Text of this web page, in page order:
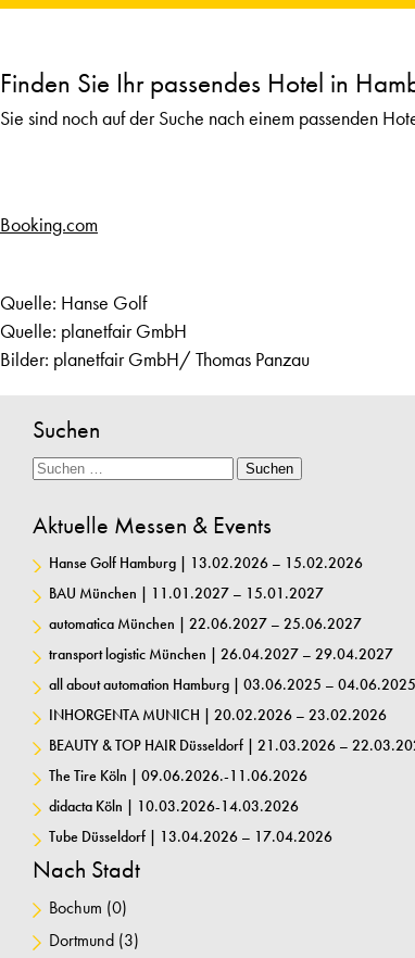
Finden Sie Ihr passendes Hotel in
Sie sind noch auf der Suche nach einem passenden
Booking.com
Quelle: Hanse Golf
Quelle: planetfair GmbH
Bilder: planetfair GmbH/ Thomas Panzau
Suchen
Suche Suchen
Aktuelle Messen & Events
Hanse Golf Hamburg | 13.02.2026 – 15.02.2026
BAU München | 11.01.2027 – 15.01.2027
automatica München | 22.06.2027 – 25.06.2027
transport logistic München | 26.04.2027 – 29.04.2027
all about automation Hamburg | 03.06.2025 – 04.06.2025
INHORGENTA MUNICH | 20.02.2026 – 23.02.2026
BEAUTY & TOP HAIR Düsseldorf | 21.03.2026 –
The Tire Köln | 09.06.2026.-11.06.2026
didacta Köln | 10.03.2026-14.03.2026
Tube Düsseldorf | 13.04.2026 – 17.04.2026
Nach Stadt
Bochum (0)
Dortmund (3)